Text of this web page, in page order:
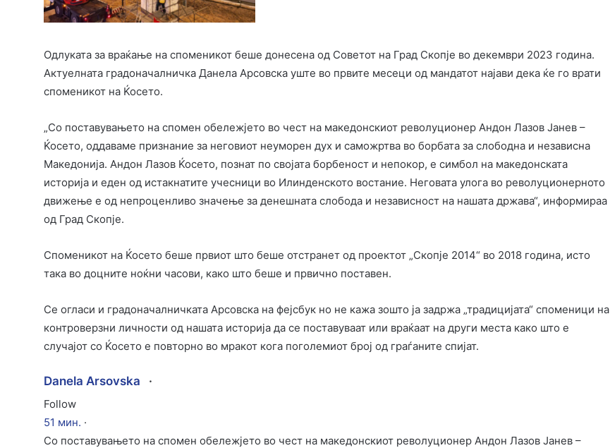
Одлуката за враќање на споменикот беше донесена од Советот на Град Скопје во декември 2023 година.
Актуелната градоначалничка Данела Арсовска уште во првите месеци од мандатот најави дека ќе го врати
споменикот на Ќосетo.
„Со поставувањето на спомен обележјето во чест на македонскиот револуционер Андон Лазов Јанев –
Ќосето, оддаваме признание за неговиот неуморен дух и саможртва во борбата за слободна и независна
Македонија. Андон Лазов Ќосето, познат по својата борбеност и непокор, е симбол на македонската
историја и еден од истакнатите учесници во Илинденското востание. Неговата улога во револуционерното
движење е од непроценливо значење за денешната слобода и независност на нашата држава“, информираа
од Град Скопје.
Споменикот на Ќосето беше првиот што беше отстранет од проектот „Скопје 2014“ во 2018 година, исто
така во доцните ноќни часови, како што беше и првично поставен.
Се огласи и градоначалничката Арсовска на фејсбук но не кажа зошто ја задржа „традицијата“ споменици на
контроверзни личности од нашата историја да се поставуваат или враќаат на други места како што е
случајот со Ќосето е повторно во мракот кога поголемиот број од граѓаните спијат.
Danela Arsovska ·
Follow
51 мин. ·
Со поставувањето на спомен обележјето во чест на македонскиот револуционер Андон Лазов Јанев –